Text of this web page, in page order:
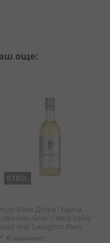
още:
0.187л.
Вали Добра Година
Блан / Medi Valley
Year Sauvignon Blanc
В наличност